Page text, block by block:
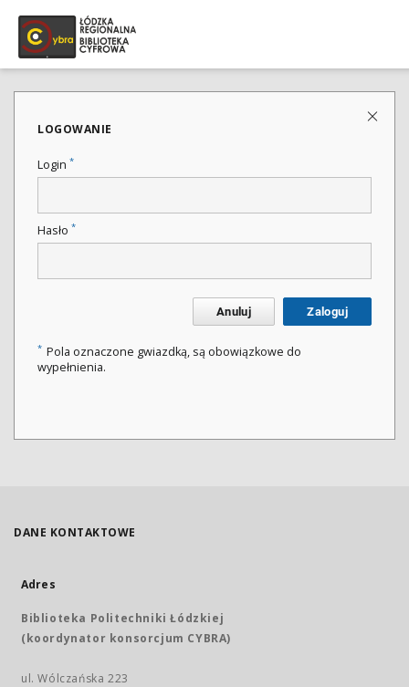
LOGOWANIE
Login *
Hasło *
Anuluj Zaloguj
* Pola oznaczone gwiazdką, są obowiązkowe do
wypełnienia.
DANE KONTAKTOWE
Adres
Biblioteka Politechniki Łódzkiej
(koordynator konsorcjum CYBRA)
ul. Wólczańska 223